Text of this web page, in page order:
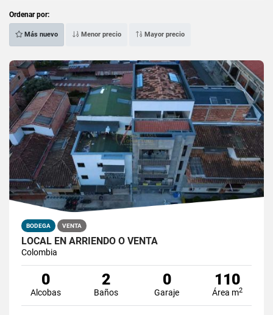
Ordenar por:
Más nuevo Menor precio Mayor precio
BODEGA VENTA
LOCAL EN ARRIENDO O VENTA
Colombia
0
Alcobas
2
Baños
0
Garaje
110
Área m2